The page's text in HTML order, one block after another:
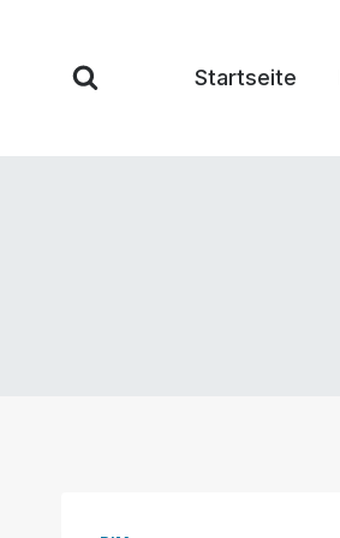
springen
Startseite